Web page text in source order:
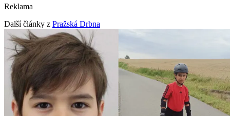
Reklama
Další články z Pražská Drbna